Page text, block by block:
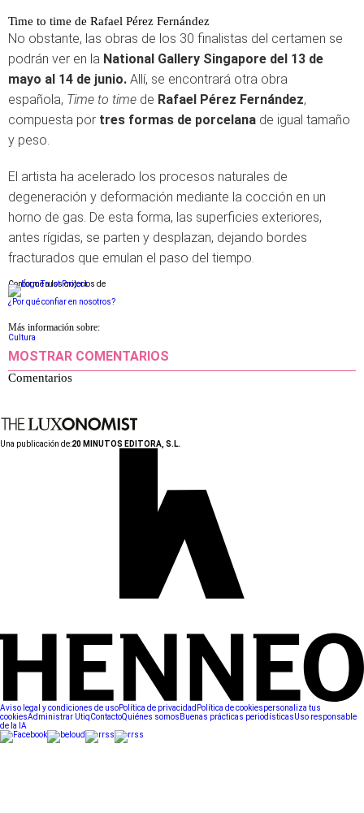
Time to time de Rafael Pérez Fernández
No obstante, las obras de los 30 finalistas del certamen se
podrán ver en la National Gallery Singapore del 13 de
mayo al 14 de junio. Allí, se encontrará otra obra
española, Time to time de Rafael Pérez Fernández,
compuesta por tres formas de porcelana de igual tamaño
y peso.
El artista ha acelerado los procesos naturales de
degeneración y deformación mediante la cocción en un
horno de gas. De esta forma, las superficies exteriores,
antes rígidas, se parten y desplazan, dejando bordes
fracturados que emulan el paso del tiempo.
Conforme a los criterios de
¿Por qué confiar en nosotros?
Más información sobre:
Cultura
MOSTRAR COMENTARIOS
Comentarios
Una publicación de:20 MINUTOS EDITORA, S.L.
Aviso legal y condiciones de usoPolítica de privacidad Política de cookiespersonaliza tus
cookiesAdministrar UtiqContactoQuiénes somos Buenas prácticas periodísticasUso responsable
de la IA